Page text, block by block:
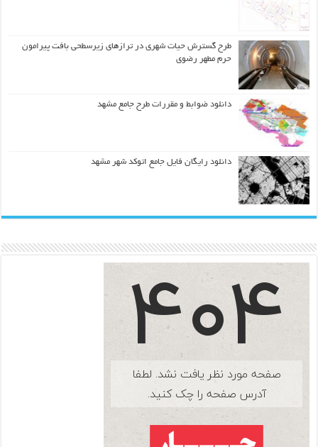
طرح گسترش حیات شهري در ترازهاي زیرسطحی بافت پیرامون
حرم مطهر رضوي
دانلود ضوابط و مقررات طرح جامع مشهد
دانلود رایگان فایل جامع اتوکد شهر مشهد